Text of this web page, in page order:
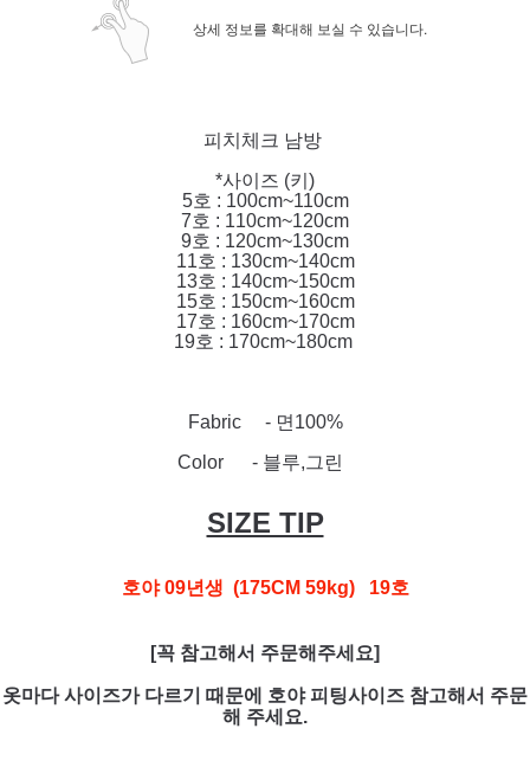
상세 정보를 확대해 보실 수 있습니다.
피치체크 남방
*사이즈 (키)
5호 : 100cm~110cm
7호 : 110cm~120cm
9호 : 120cm~130cm
11호 : 130cm~140cm
13호 : 140cm~150cm
15호 : 150cm~160cm
17호 : 160cm~170cm
19호 : 170cm~180cm
Fabric - 면100%
Color - 블루,그린
SIZE TIP
호야 09년생 (175CM 59kg) 19호
[꼭 참고해서 주문해주세요]
옷마다 사이즈가 다르기 때문에 호야 피팅사이즈 참고해서 주문
해 주세요.